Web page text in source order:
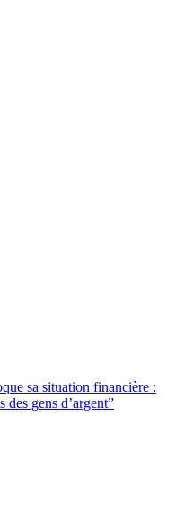
sa situation financière :
des gens d’argent”